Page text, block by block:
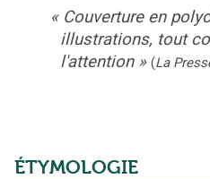
« Couverture en
illustrations, tout
l'attention » (La
ÉTYMOLOGIE